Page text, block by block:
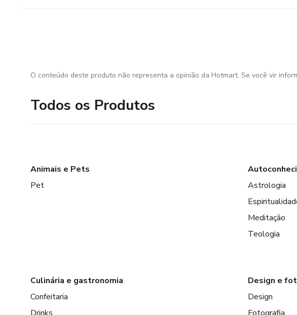
O conteúdo deste produto não representa a opinião da Hotmart. Se você vir
Todos os Produtos
Animais e Pets
Pet
Astrologia
Meditação
Teologia
Culinária e gastronomia
Confeitaria
Design e
Design